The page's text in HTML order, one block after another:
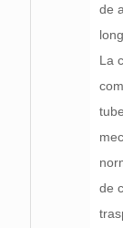
de
La
de